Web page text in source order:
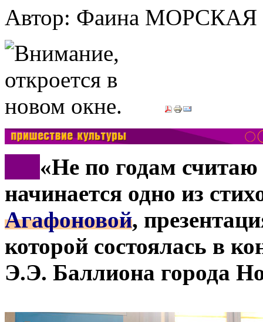
Автор: Фаина МОРСКАЯ
«Не по годам
начинается одно из
Агафоновой,
которой состоялась в
Э.Э. Баллиона города